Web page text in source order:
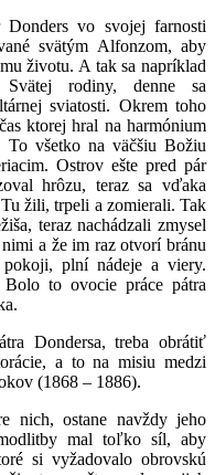
vo svojej farnosti
svätým Alfonzom, aby
životu. A tak sa napríklad
Svätej rodiny, denne sa
sviatosti. Okrem toho
ktorej hral na harmónium
To všetko na väčšiu Božiu
Ostrov ešte pred pár
hrôzu, teraz sa vďaka
žili, trpeli a zomierali. Tak
teraz nachádzali zmysel
a že im raz otvorí bránu
plní nádeje a viery.
to ovocie práce pátra
Dondersa, treba obrátiť
a to na misiu medzi
(1868 – 1886).
nich, ostane navždy jeho
mal toľko síl, aby
si vyžadovalo obrovskú